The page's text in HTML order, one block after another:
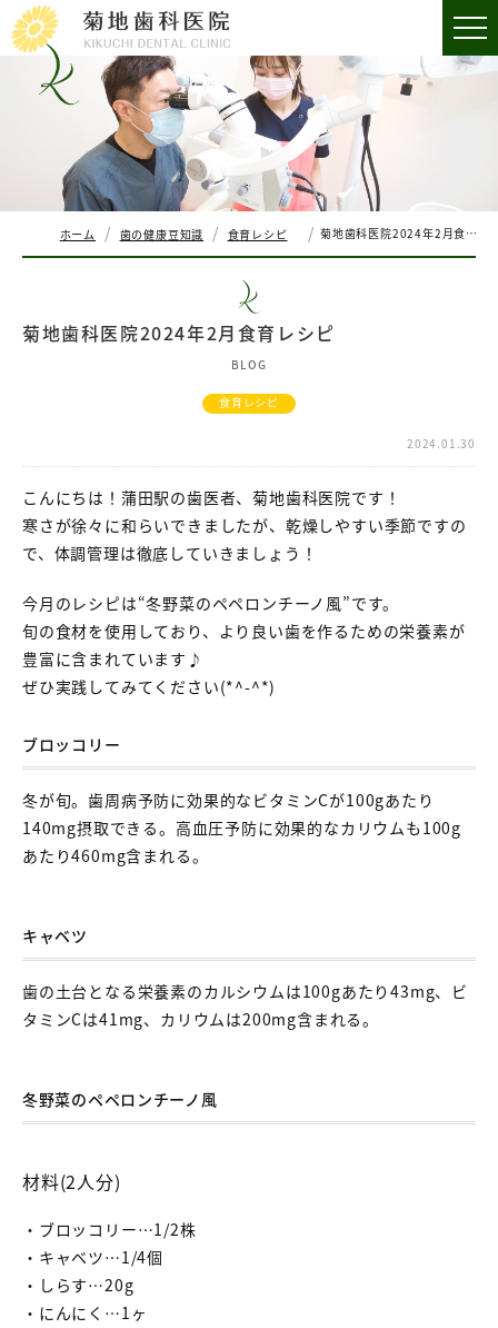
ホーム 歯の健康豆知識 食育レシピ 菊地歯科医院2024年2月食育レシピ
菊地歯科医院2024年2月食育レシピ
BLOG
食育レシピ
2024.01.30
こんにちは！蒲田駅の歯医者、菊地歯科医院です！
寒さが徐々に和らいできましたが、乾燥しやすい季節ですの
で、体調管理は徹底していきましょう！
今月のレシピは“冬野菜のペペロンチーノ風”です。
旬の食材を使用しており、より良い歯を作るための栄養素が
豊富に含まれています♪
ぜひ実践してみてください(*^-^*)
ブロッコリー
冬が旬。歯周病予防に効果的なビタミンCが100gあたり
140mg摂取できる。高血圧予防に効果的なカリウムも100g
あたり460mg含まれる。
キャベツ
歯の土台となる栄養素のカルシウムは100gあたり43mg、ビ
タミンCは41mg、カリウムは200mg含まれる。
冬野菜のペペロンチーノ風
材料(2人分)
・ブロッコリー…1/2株
・キャベツ…1/4個
・しらす…20g
・にんにく…1ヶ